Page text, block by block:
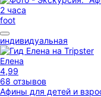
2 часа
foot
индивидуальная
Елена
4,99
68 отзывов
Афины для детей и